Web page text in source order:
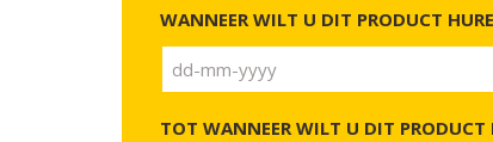
WANNEER WILT U DIT PRODUCT
TOT WANNEER WILT U DIT PRODUCT